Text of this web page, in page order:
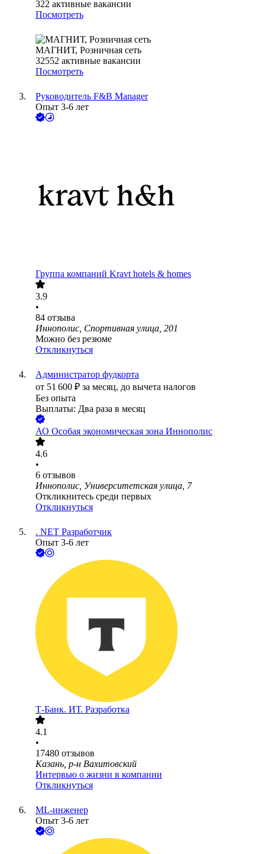
322 активные вакансии
Посмотреть
МАГНИТ, Розничная сеть
32552 активные вакансии
Посмотреть
Руководитель F&B Manager
Опыт 3-6 лет
Группа компаний Kravt hotels & homes
3.9
•
84 отзыва
Иннополис, Спортивная улица, 201
Можно без резюме
Откликнуться
Администратор фудкорта
от 51 600 ₽ за месяц, до вычета налогов
Без опыта
Выплаты: Два раза в месяц
АО Особая экономическая зона Иннополис
4.6
•
6 отзывов
Иннополис, Университетская улица, 7
Откликнитесь среди первых
Откликнуться
. NET Разработчик
Опыт 3-6 лет
Т-Банк. ИТ. Разработка
4.1
•
17480 отзывов
Казань, р-н Вахитовский
Интервью о жизни в компании
Откликнуться
ML-инженер
Опыт 3-6 лет